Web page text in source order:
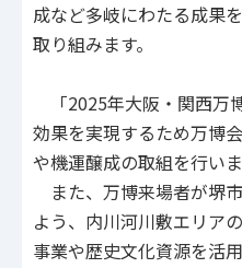
成など多岐にわたる成果
取り組みます。
「2025年大阪・関西万
効果を実現するため万博
や機運醸成の取組を行いま
また、万博来場者が堺
よう、内川河川敷エリア
事業や歴史文化資源を活